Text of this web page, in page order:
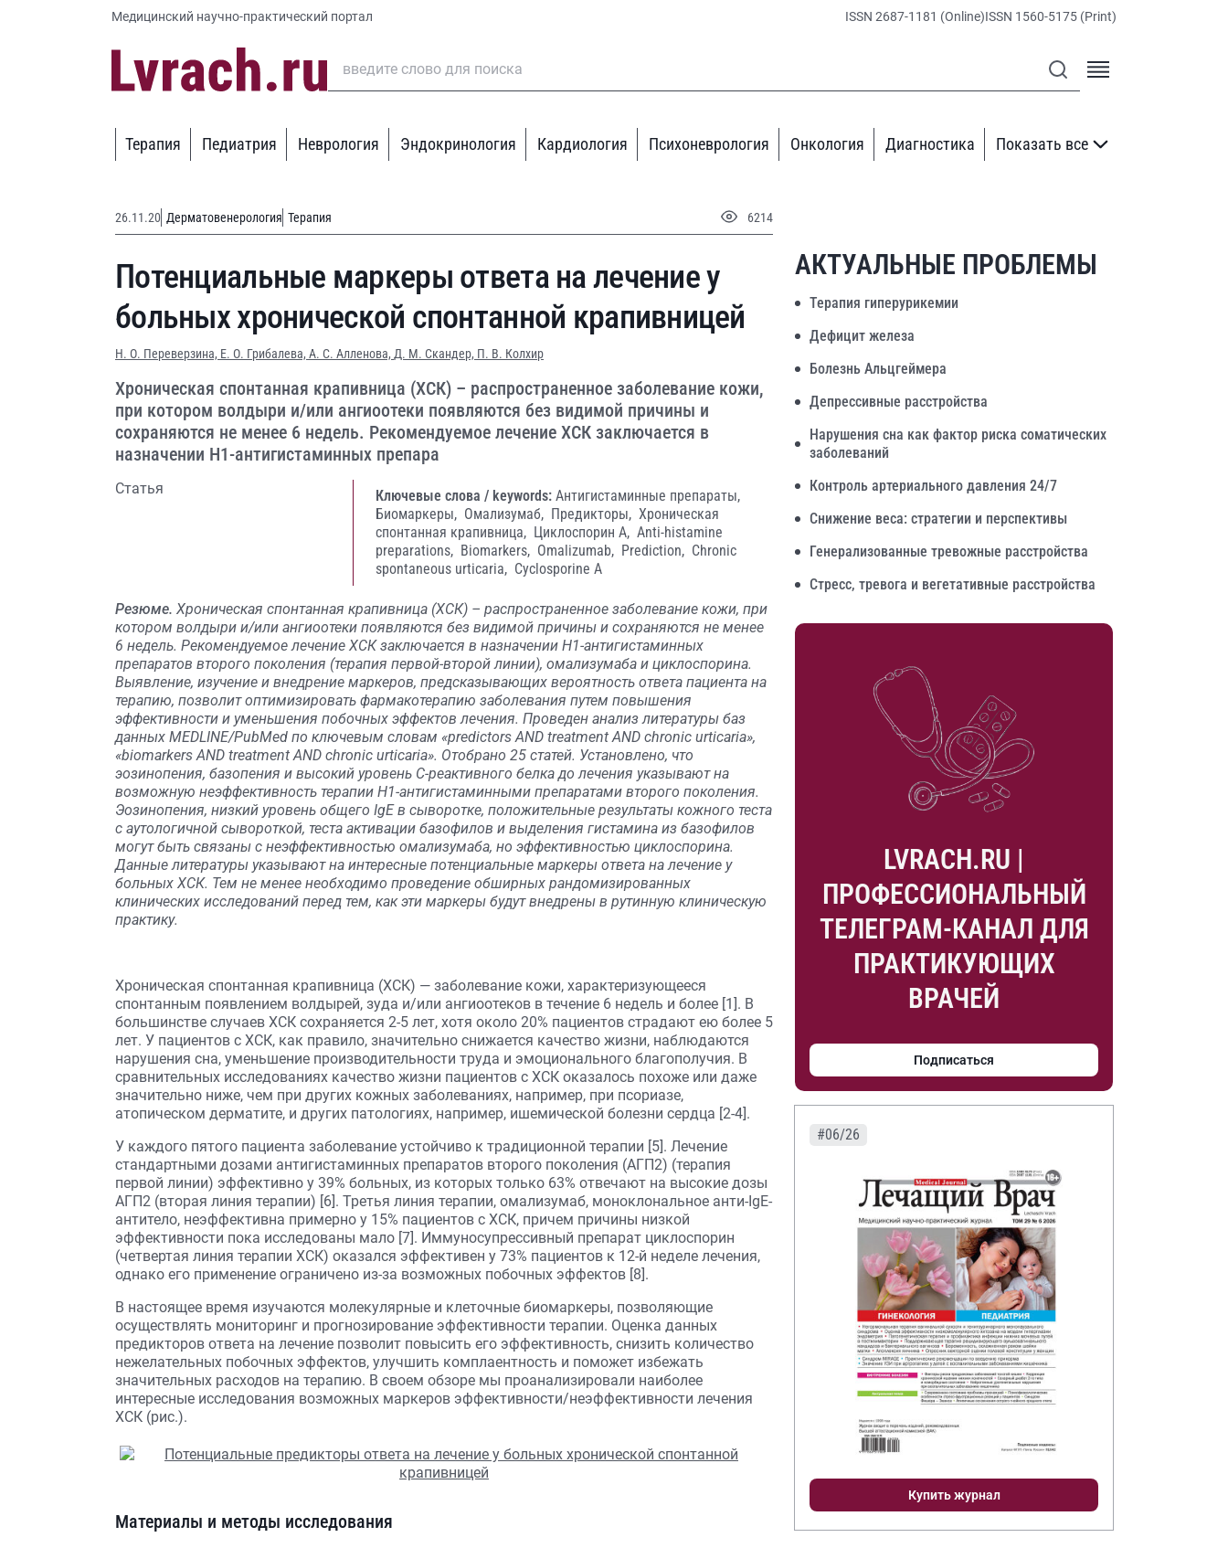
Медицинский научно-практический портал ISSN 2687-1181 (Online)ISSN 1560-5175 (Print)
Терапия Педиатрия Неврология Эндокринология Кардиология Психоневрология Онкология Диагностика Показать все
26.11.20 Дерматовенерология Терапия 6214
Потенциальные маркеры ответа на лечение у
больных хронической спонтанной крапивницей
Н. О. Переверзина, Е. О. Грибалева, А. С. Алленова, Д. М. Скандер, П. В. Колхир
Хроническая спонтанная крапивница (ХСК) – распространенное заболевание кожи,
при котором волдыри и/или ангиоотеки появляются без видимой причины и
сохраняются не менее 6 недель. Рекомендуемое лечение ХСК заключается в
назначении Н1-антигистаминных препара
Статья Ключевые слова / keywords: Антигистаминные препараты,
Биомаркеры, Омализумаб, Предикторы, Хроническая
спонтанная крапивница, Циклоспорин А, Anti-histamine
preparations, Biomarkers, Omalizumab, Prediction, Chronic
spontaneous urticaria, Cyclosporine A
Резюме. Хроническая спонтанная крапивница (ХСК) – распространенное заболевание кожи, при
котором волдыри и/или ангиоотеки появляются без видимой причины и сохраняются не менее
6 недель. Рекомендуемое лечение ХСК заключается в назначении Н1-антигистаминных
препаратов второго поколения (терапия первой-второй линии), омализумаба и циклоспорина.
Выявление, изучение и внедрение маркеров, предсказывающих вероятность ответа пациента на
терапию, позволит оптимизировать фармакотерапию заболевания путем повышения
эффективности и уменьшения побочных эффектов лечения. Проведен анализ литературы баз
данных MEDLINE/PubMed по ключевым словам «predictors AND treatment AND chronic urticaria»,
«biomarkers AND treatment AND chronic urticaria». Отобрано 25 статей. Установлено, что
эозинопения, базопения и высокий уровень С-реактивного белка до лечения указывают на
возможную неэффективность терапии Н1-антигистаминными препаратами второго поколения.
Эозинопения, низкий уровень общего IgE в сыворотке, положительные результаты кожного теста
с аутологичной сывороткой, теста активации базофилов и выделения гистамина из базофилов
могут быть связаны с неэффективностью омализумаба, но эффективностью циклоспорина.
Данные литературы указывают на интересные потенциальные маркеры ответа на лечение у
больных ХСК. Тем не менее необходимо проведение обширных рандомизированных
клинических исследований перед тем, как эти маркеры будут внедрены в рутинную клиническую
практику.
Хроническая спонтанная крапивница (ХСК) — заболевание кожи, характеризующееся
спонтанным появлением волдырей, зуда и/или ангиоотеков в течение 6 недель и более [1]. В
большинстве случаев ХСК сохраняется 2-5 лет, хотя около 20% пациентов страдают ею более 5
лет. У пациентов с ХСК, как правило, значительно снижается качество жизни, наблюдаются
нарушения сна, уменьшение производительности труда и эмоционального благополучия. В
сравнительных исследованиях качество жизни пациентов с ХСК оказалось похоже или даже
значительно ниже, чем при других кожных заболеваниях, например, при псориазе,
атопическом дерматите, и других патологиях, например, ишемической болезни сердца [2-4].
У каждого пятого пациента заболевание устойчиво к традиционной терапии [5]. Лечение
стандартными дозами антигистаминных препаратов второго поколения (АГП2) (терапия
первой линии) эффективно у 39% больных, из которых только 63% отвечают на высокие дозы
АГП2 (вторая линия терапии) [6]. Третья линия терапии, омализумаб, моноклональное анти-IgE-
антитело, неэффективна примерно у 15% пациентов с ХСК, причем причины низкой
эффективности пока исследованы мало [7]. Иммуносупрессивный препарат циклоспорин
(четвертая линия терапии ХСК) оказался эффективен у 73% пациентов к 12-й неделе лечения,
однако его применение ограничено из-за возможных побочных эффектов [8].
В настоящее время изучаются молекулярные и клеточные биомаркеры, позволяющие
осуществлять мониторинг и прогнозирование эффективности терапии. Оценка данных
предикторов ответа на лечение позволит повысить его эффективность, снизить количество
нежелательных побочных эффектов, улучшить комплаентность и поможет избежать
значительных расходов на терапию. В своем обзоре мы проанализировали наиболее
интересные исследования возможных маркеров эффективности/неэффективности лечения
ХСК (рис.).
Материалы и методы исследования
АКТУАЛЬНЫЕ ПРОБЛЕМЫ
Терапия гиперурикемии
Дефицит железа
Болезнь Альцгеймера
Депрессивные расстройства
Нарушения сна как фактор риска соматических
заболеваний
Контроль артериального давления 24/7
Снижение веса: стратегии и перспективы
Генерализованные тревожные расстройства
Стресс, тревога и вегетативные расстройства
LVRACH.RU |
ПРОФЕССИОНАЛЬНЫЙ
ТЕЛЕГРАМ-КАНАЛ ДЛЯ
ПРАКТИКУЮЩИХ
ВРАЧЕЙ
Подписаться
#06/26
Купить журнал